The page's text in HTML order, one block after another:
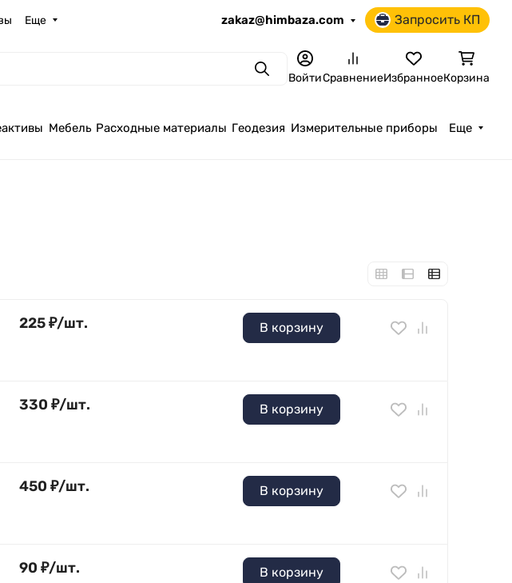
Еще zakaz@himbaza.com Запросить КП
ПоискВойтиСравнениеИзбранноеКорзина
Мебель Расходные материалы Геодезия Измерительные приборы Еще
225₽/шт. В корзину
330 ₽/шт. В корзину
450 ₽/шт. В корзину
90 ₽/шт. В корзину